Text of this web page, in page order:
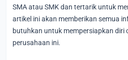
SMA atau SMK dan tertarik untuk
artikel ini akan memberikan semua
butuhkan untuk mempersiapkan diri
perusahaan ini.